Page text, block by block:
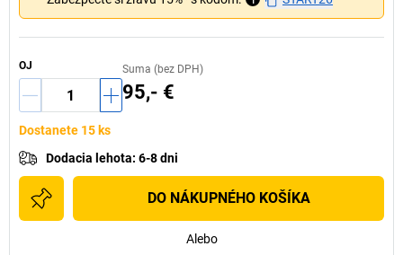
OJ Suma (bez DPH)
95,- €
Dostanete 15 ks
Dodacia lehota: 6-8 dni
DO NÁKUPNÉHO KOŠÍKA
Alebo